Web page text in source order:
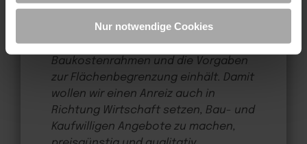
Da wir Ihre Privatsphäre schätzen, bitten wir Sie hiermit
Technologien zu verwenden. Sie können nur der
Verwendung von notwendigen Cookies zustimmen oder
hier Ihre individuelle Auswahl bestätigen. Ihre Einwilligung
ist freiwillig und kann jederzeit später geändert oder
Einstellungen am unteren Ende der Webseite klicken.
Weitere Informationen erhalten Sie in unserer
Nur notwendige Cookies
Fördermöglichkeiten von KNN in
Anspruch nehmen will, muss
nachweisen, dass er den
Baukostenrahmen und die Vorgaben
zur Flächenbegrenzung einhält. Damit
wollen wir einen Anreiz auch in
Richtung Wirtschaft setzen, Bau- und
Kaufwilligen Angebote zu machen,